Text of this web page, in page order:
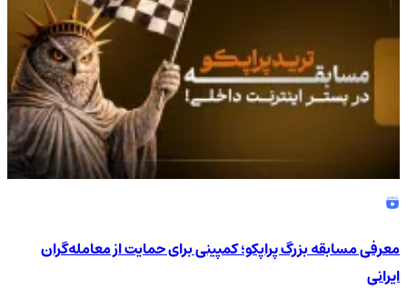
معرفی مسابقه بزرگ پراپکو؛ کمپینی برای حمایت از معامله‌گران
ایرانی